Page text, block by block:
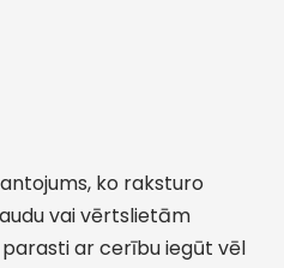
ko raksturo
vai vērtslietām
ar cerību iegūt vēl